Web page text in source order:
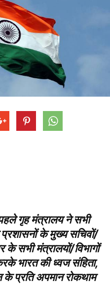
गृह मंत्रालय ने सभी
के मुख्य सचिवों/
के सभी मंत्रालयों/विभागों
भारत की ध्वज संहिता,
के प्रति अपमान रोकथाम